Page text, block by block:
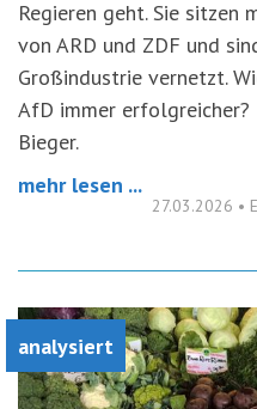
Regieren geht. Sie sitzen
von ARD und ZDF und
Großindustrie vernetzt.
AfD immer erfolgreicher?
Bieger.
mehr lesen ...
27.03.2026 •
analysiert